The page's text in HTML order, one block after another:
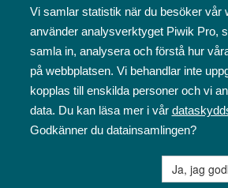
Svenska folkskolans
Annegatan 12
00120
09 6844 570
sfv@sfv.fi
Vi samlar statistik när du besöker vår
använder analysverktyget Piwik Pro,
samla in, analysera och förstå hur
på webbplatsen. Vi behandlar inte
kopplas till enskilda personer och vi
data. Du kan läsa mer i vår
Godkänner du datainsamlingen?
Ja, jag